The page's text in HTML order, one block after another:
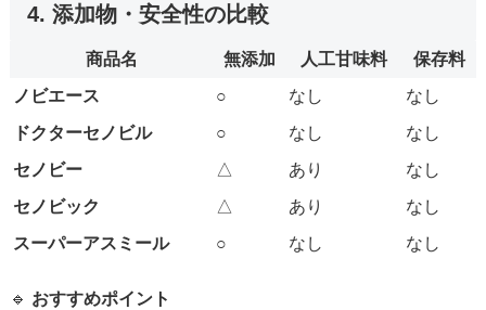
4. 添加物・安全性の比較
商品名 無添加 人工甘味料
保存料
ノビエース
○ なし
なし
ドクターセノビル
○ なし
なし
セノビー
△ あり
なし
セノビック
△ あり
なし
スーパーアスミール
○ なし なし
🔹 おすすめポイント